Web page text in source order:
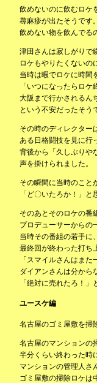
飲めないのに飲むロケ
蕁麻疹が出たそうです。
飲めない物を飲んでる
津田さんは寂しがりで
ロケもやりたくないの
当時は暇でロケに時間
「いつになったらロケ
大阪まで行かされるん
という不安だったそう
その時のディレクター
ある日格闘技を見に行
背後から「久しぶりや
声を掛けられました。
その瞬間に当時のこと
「ど〇いたろか！」と
そのあとそのロケの番
プロデューサーからの
当時その番組の若手に
最終回が終わった打ち
「スマイルさんはまた
ダイアンさんは分から
「絶対に売れたろ！」
ユースケ編
名古屋のゴミ屋敷を掃
名古屋のマンションの
半分くらい終わった時
マンションの管理人さ
ゴミ屋敷の掃除ロケは